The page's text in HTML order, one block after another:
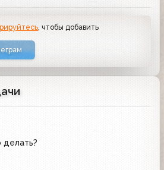
, чтобы добавить
делать?